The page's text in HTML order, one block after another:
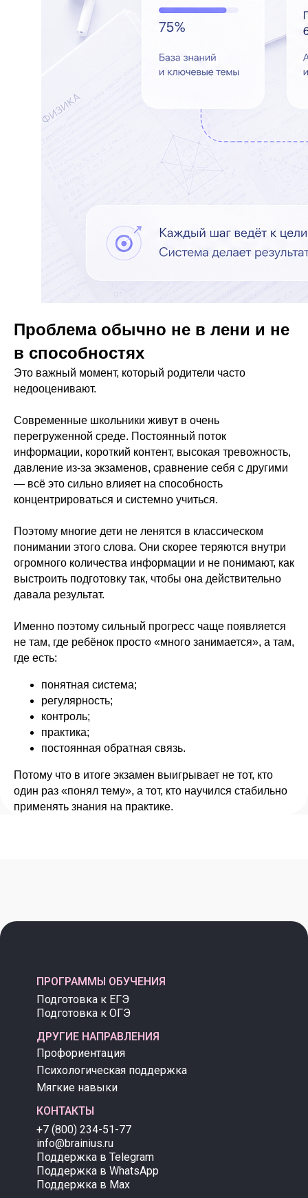
Проблема обычно не в лени и не
в способностях
Это важный момент, который родители часто
недооценивают.
Современные школьники живут в очень
перегруженной среде. Постоянный поток
информации, короткий контент, высокая тревожность,
давление из-за экзаменов, сравнение себя с другими
— всё это сильно влияет на способность
концентрироваться и системно учиться.
Поэтому многие дети не ленятся в классическом
понимании этого слова. Они скорее теряются внутри
огромного количества информации и не понимают, как
выстроить подготовку так, чтобы она действительно
давала результат.
Именно поэтому сильный прогресс чаще появляется
не там, где ребёнок просто «много занимается», а там,
где есть:
понятная система;
регулярность;
контроль;
практика;
постоянная обратная связь.
Потому что в итоге экзамен выигрывает не тот, кто
один раз «понял тему», а тот, кто научился стабильно
применять знания на практике.
ПРОГРАММЫ ОБУЧЕНИЯ
Подготовка к ЕГЭ
Подготовка к ОГЭ
ДРУГИЕ НАПРАВЛЕНИЯ
Профориентация
Психологическая поддержка
Мягкие навыки
КОНТАКТЫ
+7 (800) 234-51-77
info@brainius.ru
Поддержка в Telegram
Поддержка в WhatsApp
Поддержка в Max